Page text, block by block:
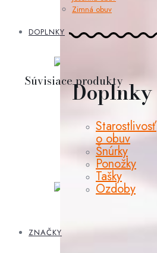
Zimná obuv
DOPLNKY
Doplnky
Starostlivosť
o obuv
Šnúrky
Ponožky
Tašky
Ozdoby
ZNAČKY
Súvisiace produkty